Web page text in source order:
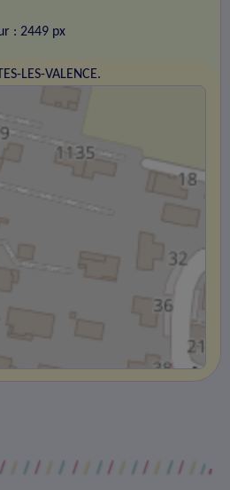
: 2449 px
LES-VALENCE.